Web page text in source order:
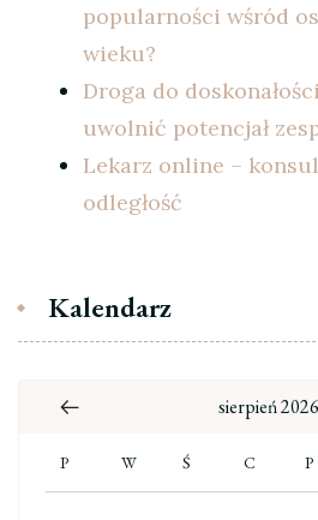
popularności wśród
wieku?
Droga do
uwolnić potencjał
Lekarz online –
odległość
Kalendarz
sierpień 2026
P W Ś C P